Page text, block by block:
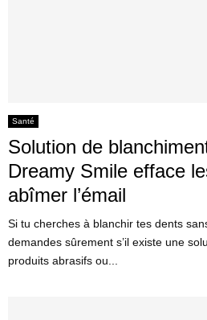
Santé
Solution de
Dreamy Smile efface
abîmer l’émail
Si tu cherches à blanchir tes dents
demandes sûrement s’il existe une
produits abrasifs ou...